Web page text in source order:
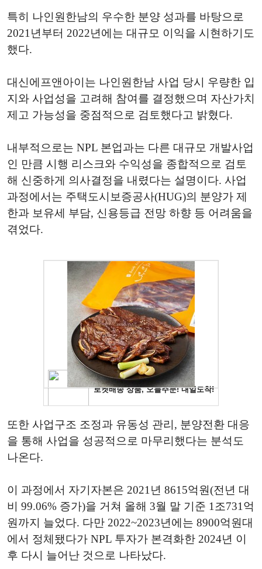
특히 나인원한남의 우수한 분양 성과를 바탕으로
2021년부터 2022년에는 대규모 이익을 시현하기도
했다.
대신에프앤아이는 나인원한남 사업 당시 우량한 입
지와 사업성을 고려해 참여를 결정했으며 자산가치
제고 가능성을 중점적으로 검토했다고 밝혔다.
내부적으로는 NPL 본업과는 다른 대규모 개발사업
인 만큼 시행 리스크와 수익성을 종합적으로 검토
해 신중하게 의사결정을 내렸다는 설명이다. 사업
과정에서는 주택도시보증공사(HUG)의 분양가 제
한과 보유세 부담, 신용등급 전망 하향 등 어려움을
겪었다.
또한 사업구조 조정과 유동성 관리, 분양전환 대응
을 통해 사업을 성공적으로 마무리했다는 분석도
나온다.
이 과정에서 자기자본은 2021년 8615억원(전년 대
비 99.06% 증가)을 거쳐 올해 3월 말 기준 1조731억
원까지 늘었다. 다만 2022~2023년에는 8900억원대
에서 정체됐다가 NPL 투자가 본격화한 2024년 이
후 다시 늘어난 것으로 나타났다.